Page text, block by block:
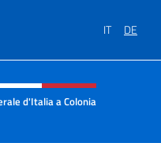
IT DE
Menü
d'Italia a Colonia